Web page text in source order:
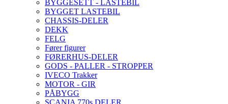
BYGGESETT - LASTEBIL
BYGGET LASTEBIL
CHASSIS-DELER
DEKK
FELG
Fører figurer
FØRERHUS-DELER
GODS - PALLER - STROPPER
IVECO Trakker
MOTOR - GIR
PÅBYGG